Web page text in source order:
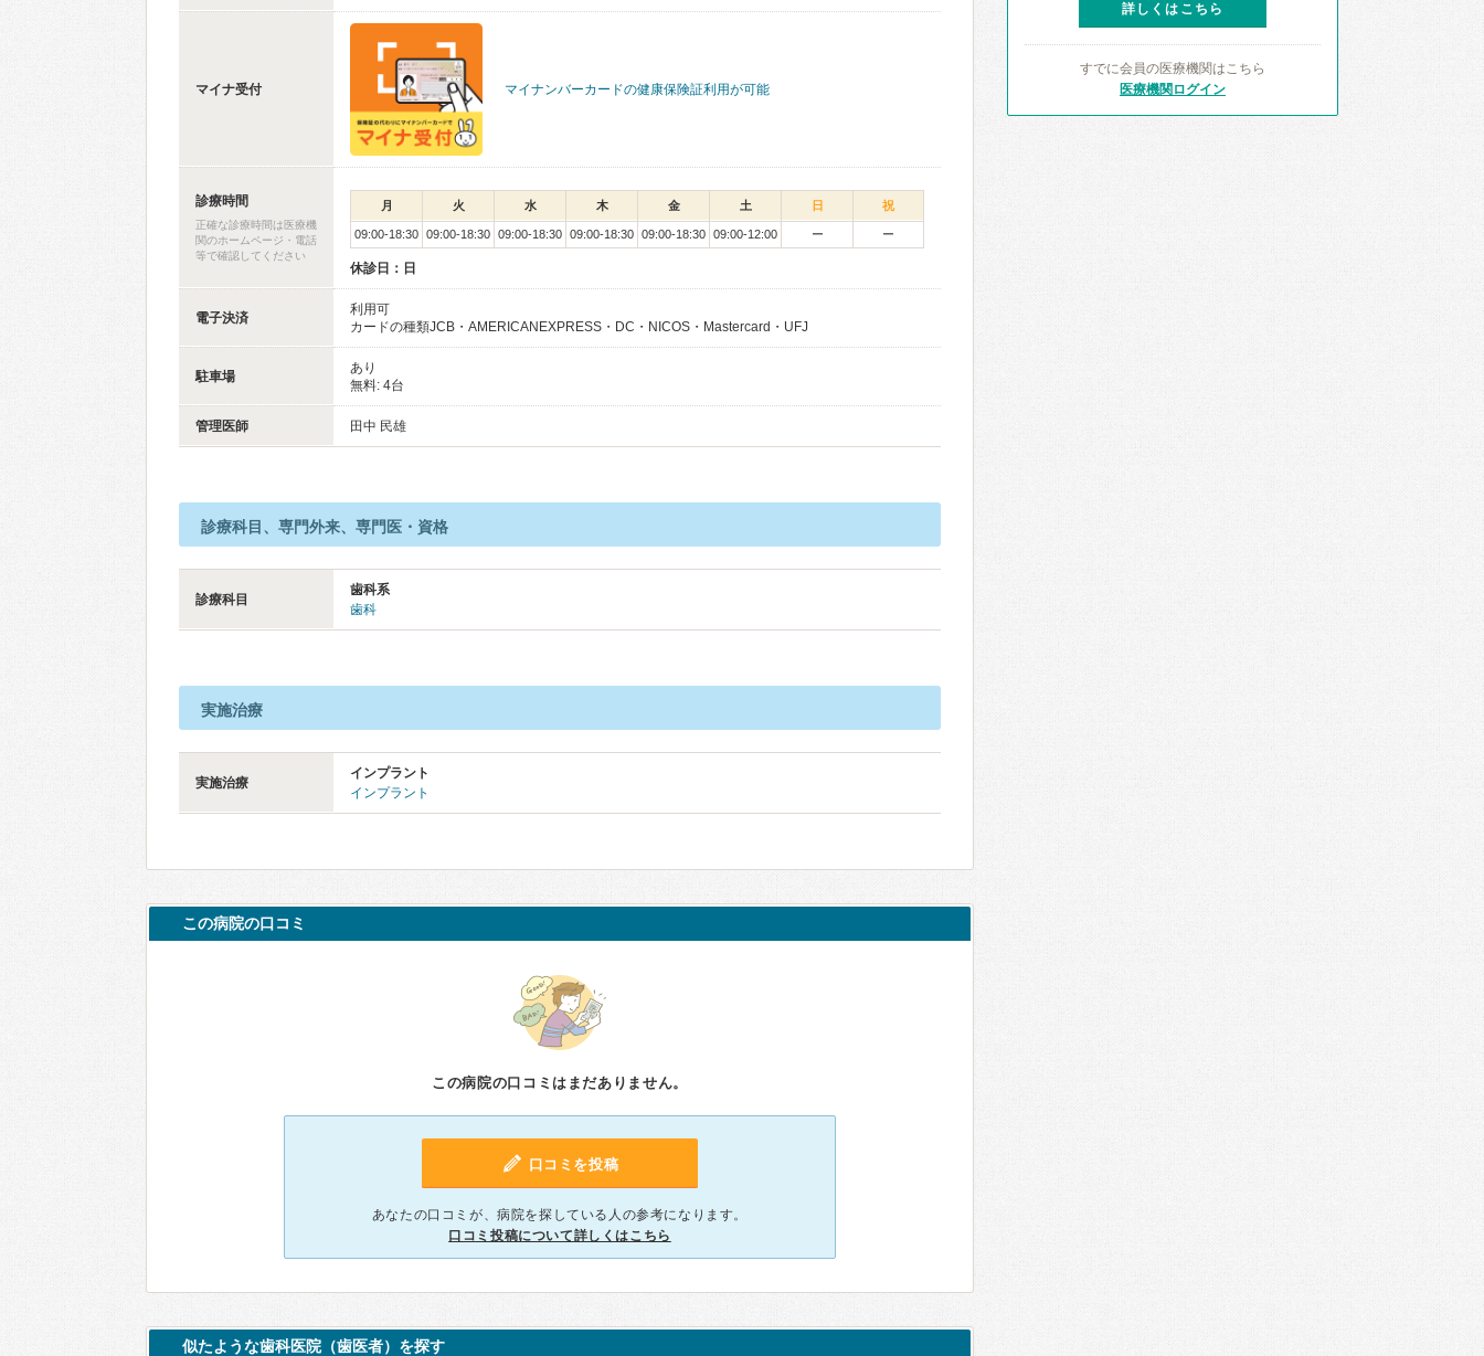
マイナ受付 マイナンバーカードの健康保険証利用が可能
診療時間
正確な診療時間は医療機
関のホームページ・電話
等で確認してください
月 火 水 木 金 土 日 祝
09:00-18:30 09:00-18:30 09:00-18:30 09:00-18:30 09:00-18:30 09:00-12:00 ー ー
休診日：日
電子決済
利用可
カードの種類JCB・AMERICANEXPRESS・DC・NICOS・Mastercard・UFJ
駐車場
あり
無料: 4台
管理医師 田中 民雄
診療科目、専門外来、専門医・資格
診療科目
歯科系
歯科
実施治療
実施治療
インプラント
インプラント
この病院の口コミ
この病院の口コミはまだありません。
口コミを投稿
あなたの口コミが、病院を探している人の参考になります。
口コミ投稿について詳しくはこちら
似たような歯科医院（歯医者）を探す
詳しくはこちら
すでに会員の医療機関はこちら
医療機関ログイン